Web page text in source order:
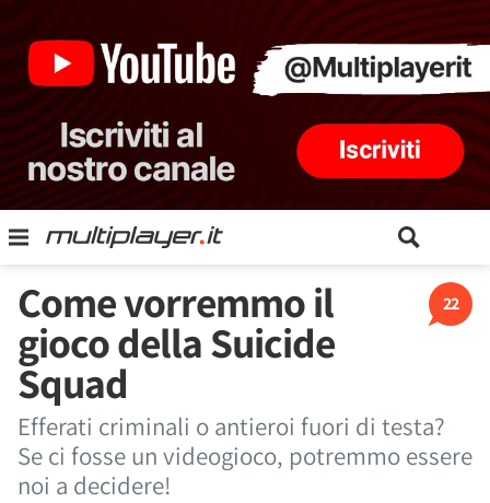
22
Come vorremmo il
gioco della Suicide
Squad
Efferati criminali o antieroi fuori di testa?
Se ci fosse un videogioco, potremmo essere
noi a decidere!